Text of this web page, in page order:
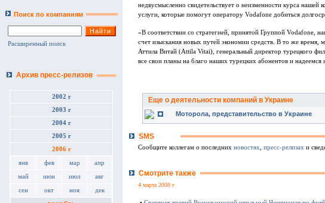
Поиск по компаниям
Расширенный поиск
Архив пресс-релизов
2002 г
2003 г
2004 г
2005 г
2006 г
янв фев мар апр
май июн июл авг
сен окт ноя дек
недвусмысленно свидетельствует о неизменности курса нашей
услуги, которые помогут оператору Vodafone добиться
«В соответствии со стратегией, принятой Группой Vodafone,
счет изыскания новых путей экономии средств. В то же
Аттила Витай (Attila Vitai), генеральный директор турецкого
все свои планы на благо наших турецких абонентов и
Еще о деятельности компаний в Украине
Моторола, представительство в Украине
SMS
Сообщите коллегам о последних новостях, пресс-релизах и
Смотрите также
4 марта 2008 г